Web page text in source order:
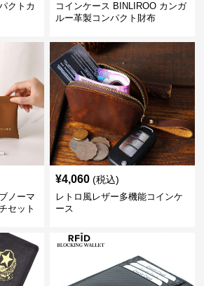
クトカ
コインケース BINLIROO カンガ
ルー革製コンパクト財布
ノーマ
セット
¥4,060 (税込)
レトロ風レザー多機能コインケ
ース